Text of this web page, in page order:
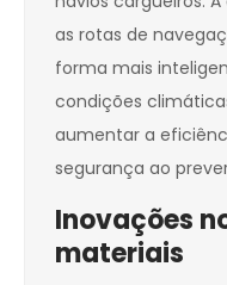
as rotas de
forma mais
condições
aumentar a
segurança ao
Inovações
materiais